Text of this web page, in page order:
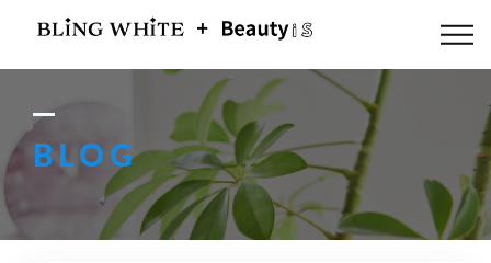
BLOG
ABOUT US
FLOW
MENU